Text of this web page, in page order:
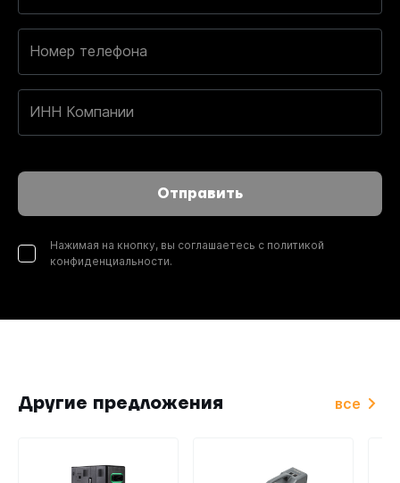
Номер телефона
ИНН Компании
Отправить
Нажимая на кнопку, вы соглашаетесь с политикой
конфиденциальности.
Другие предложения